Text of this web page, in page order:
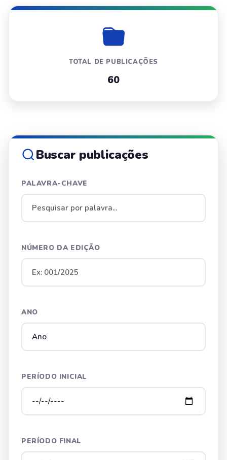
TOTAL DE PUBLICAÇÕES
60
Buscar publicações
PALAVRA-CHAVE
NÚMERO DA EDIÇÃO
ANO
PERÍODO INICIAL
PERÍODO FINAL